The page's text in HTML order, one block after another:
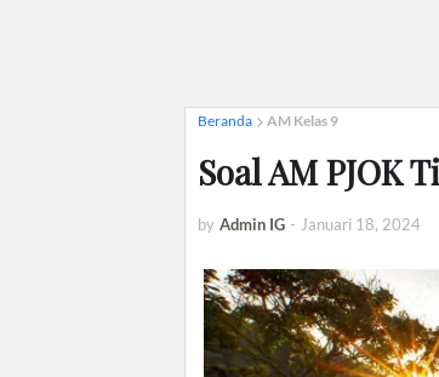
Beranda AM Kelas 9
Soal AM PJOK
by Admin IG - Januari 18, 2024